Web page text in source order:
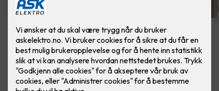
8 stk sorte LED downlights
rehab inkl. LED dimmer